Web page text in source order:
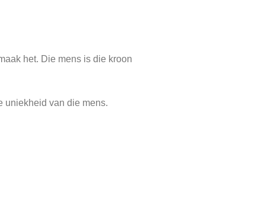
het. Die mens is die kroon
uniekheid van die mens.